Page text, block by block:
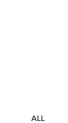
ALL